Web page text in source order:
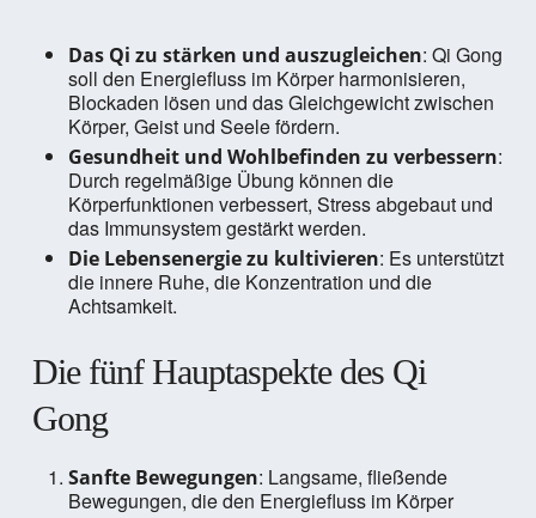
Das Qi zu stärken und auszugleichen: Qi Gong
soll den Energiefluss im Körper harmonisieren,
Blockaden lösen und das Gleichgewicht zwischen
Körper, Geist und Seele fördern.
Gesundheit und Wohlbefinden zu verbessern:
Durch regelmäßige Übung können die
Körperfunktionen verbessert, Stress abgebaut und
das Immunsystem gestärkt werden.
Die Lebensenergie zu kultivieren: Es unterstützt
die innere Ruhe, die Konzentration und die
Achtsamkeit.
Die fünf Hauptaspekte des Qi
Gong
Sanfte Bewegungen: Langsame, fließende
Bewegungen, die den Energiefluss im Körper